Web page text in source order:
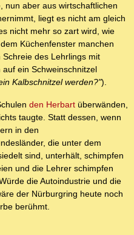
nun aber aus wirtschaftlichen
liegt es nicht am gleich
nicht mehr so zart wird, wie
Küchenfenster manchen
des Lehrlings mit
ein Schweinschnitzel
Kalbschnitzel werden?").
den Herbart überwänden,
taugte. Statt dessen, wenn
in den
die unter dem
sind, unterhält, schimpfen
und die Lehrer schimpfen
die Autoindustrie und die
der Nürburgring heute noch
berühmt.